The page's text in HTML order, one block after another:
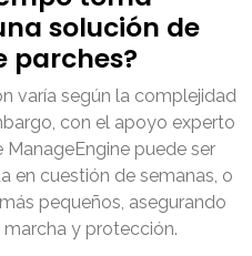
solución de
parches?
varía según la complejidad
con el apoyo experto
ManageEngine puede ser
en cuestión de semanas, o
pequeños, asegurando
y protección.